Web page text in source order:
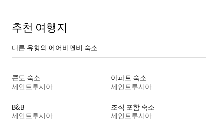
추천 여행지
다른 유형의 에어비앤비 숙소
콘도 숙소
세인트루시아
아파트 숙소
세인트루시아
B&B
세인트루시아
조식 포함 숙소
세인트루시아